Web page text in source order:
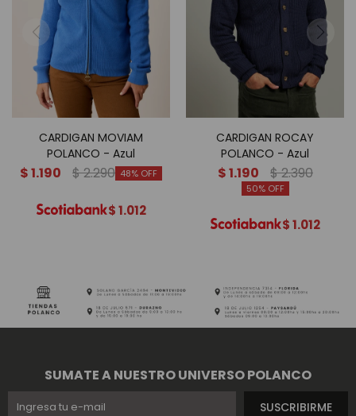
CARDIGAN MOVIAM
POLANCO - Azul
$1.190 $2.290 48
$1.012
CARDIGAN ROCAY
POLANCO - Azul
$1.190 $2.390
50
$1.012
SUMATE A NUESTRO UNIVERSO POLANCO
SUSCRIBIRME